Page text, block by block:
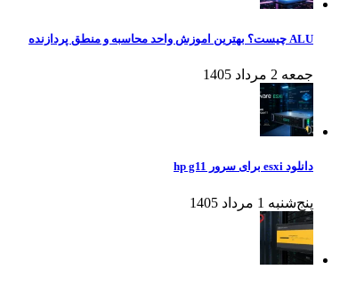
ALU چیست؟ بهترین اموزش واحد محاسبه و منطق پردازنده
جمعه 2 مرداد 1405
دانلود esxi برای سرور hp g11
پنج‌شنبه 1 مرداد 1405